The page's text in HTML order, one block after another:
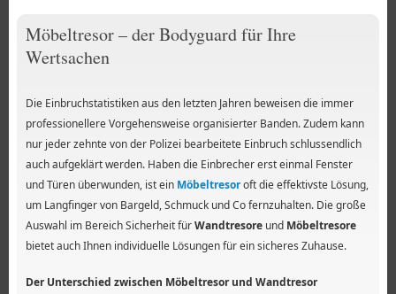
Möbeltresor – der Bodyguard für Ihre
Wertsachen
Die Einbruchstatistiken aus den letzten Jahren beweisen die immer
professionellere Vorgehensweise organisierter Banden. Zudem kann
nur jeder zehnte von der Polizei bearbeitete Einbruch schlussendlich
auch aufgeklärt werden. Haben die Einbrecher erst einmal Fenster
und Türen überwunden, ist ein Möbeltresor oft die effektivste Lösung,
um Langfinger von Bargeld, Schmuck und Co fernzuhalten. Die große
Auswahl im Bereich Sicherheit fürWandtresore und Möbeltresore
bietet auch Ihnen individuelle Lösungen für ein sicheres Zuhause.
Der Unterschied zwischen Möbeltresor und Wandtresor